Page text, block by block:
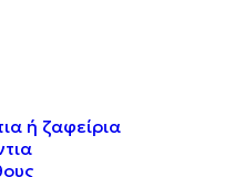
ή ζαφείρια